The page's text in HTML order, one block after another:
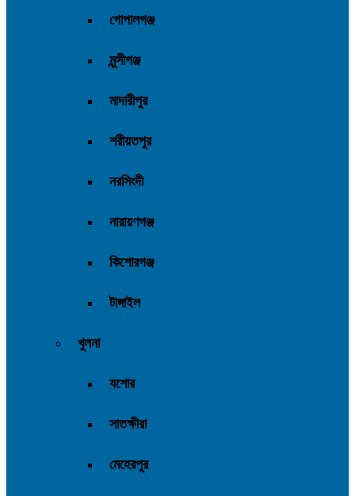
গোপালগঞ্জ
মুন্সীগঞ্জ
মাদারীপুর
শরীয়তপুর
নরসিংদী
নারায়ণগঞ্জ
কিশোরগঞ্জ
টাঙ্গাইল
খুলনা
যশোর
সাতক্ষীরা
মেহেরপুর